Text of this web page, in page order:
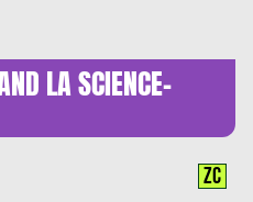
LA SCIENCE-
ZC